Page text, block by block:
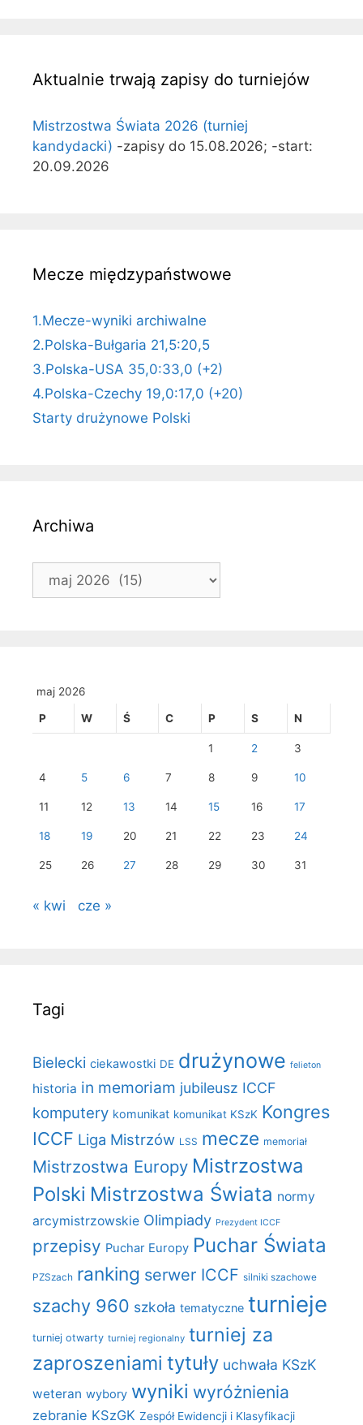
Aktualnie trwają zapisy do turniejów
Mistrzostwa Świata 2026 (turniej
kandydacki) -zapisy do 15.08.2026; -start:
20.09.2026
Mecze międzypaństwowe
1.Mecze-wyniki archiwalne
2.Polska-Bułgaria 21,5:20,5
3.Polska-USA 35,0:33,0 (+2)
4.Polska-Czechy 19,0:17,0 (+20)
Starty drużynowe Polski
Archiwa
Archiwa
maj 2026
P W Ś C P S N
1 2 3
4 5 6 7 8 9 10
11 12 13 14 15 16 17
18 19 20 21 22 23 24
25 26 27 28 29 30 31
« kwi cze »
Tagi
Bielecki ciekawostki DE drużynowe felieton
historia in memoriam jubileusz ICCF
komputery komunikat komunikat KSzK Kongres
ICCF Liga Mistrzów LSS mecze memoriał
Mistrzostwa Europy Mistrzostwa
Polski Mistrzostwa Świata normy
arcymistrzowskie Olimpiady Prezydent ICCF
przepisy Puchar Europy Puchar Świata
PZSzach ranking serwer ICCF silniki szachowe
szachy 960 szkoła tematyczne turnieje
turniej otwarty turniej regionalny turniej za
zaproszeniami tytuły uchwała KSzK
weteran wybory wyniki wyróżnienia
zebranie KSzGK Zespół Ewidencji i Klasyfikacji